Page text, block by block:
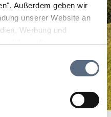
Außerdem geben wir
unserer Website an
Werbung und
haben oder die
Dienste gesammelt